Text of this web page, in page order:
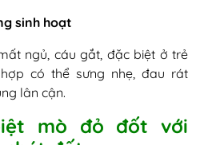
sinh hoạt
ngủ, cáu gắt, đặc biệt ở trẻ
có thể sưng nhẹ, đau rát
lân cận.
mò đỏ đốt với